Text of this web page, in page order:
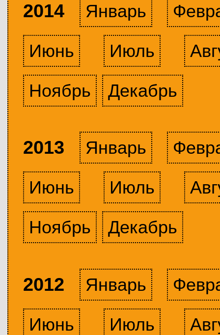
2014 Январь
Июнь
Июль
Ноябрь
Декабрь
2013 Январь
Июнь
Июль
Ноябрь
Декабрь
2012 Январь
Июнь
Июль